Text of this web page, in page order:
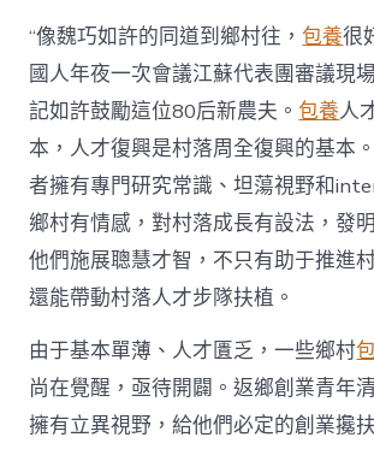
“像魏巧如許的同道到鄉村往，包養很
國人年夜一次會議江蘇代表團審議現
記如許鼓勵這位80后新農夫。包養人
本，人才復興是村落周全復興的基本
者擁有專門研究常識、坦蕩視野和
鄉村有情感，對村落成長有設法，發
他們施展聰慧才智，不只有助于推進
還能帶動村落人才步隊扶植。
由于基本單薄、人才匱乏，一些鄉村
尚在覺醒，亟待開闢。返鄉創業青年
擁有立異視野，給他們必定的創業攙